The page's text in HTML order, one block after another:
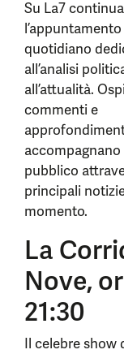
Su La7 continua
l’appuntamento
quotidiano
all’analisi
all’attualità.
commenti e
accompagnano
pubblico
principali
momento.
La
Nove,
21:30
Il celebre show